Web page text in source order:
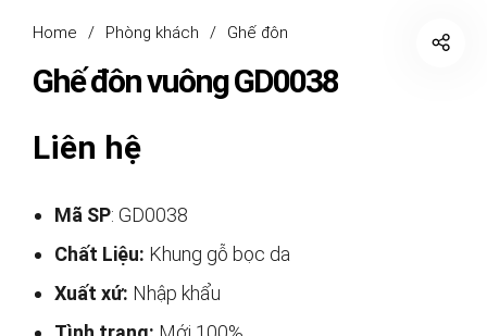
Home / Phòng khách / Ghế đôn
Ghế đôn vuông GD0038
Liên hệ
Mã SP: GD0038
Chất Liệu: Khung gỗ bọc da
Xuất xứ: Nhập khẩu